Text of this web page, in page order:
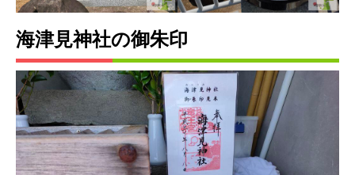
海津見神社の御朱印